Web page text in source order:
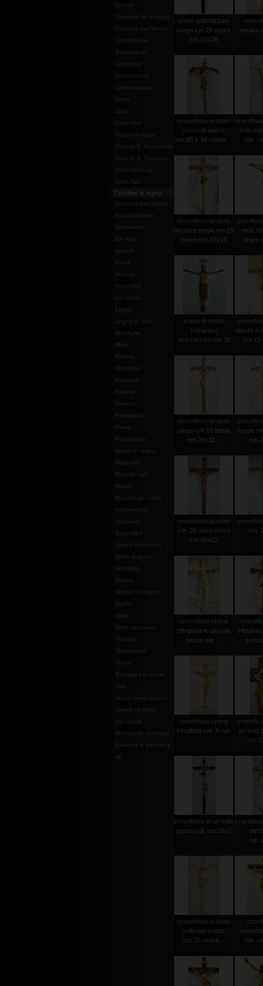
Cingoli
Completi da Viaggio
Completi per Messa
Completi per
Sacramenti
Copertine
Copriamboni
Corone statue
Cotte
Croci
Croci Astili
Croci con base
Croci di S. Benedetto
Croci di S. Damiano
Croci Pettorali
Croci Tau
Crocifissi in legno
Completi per messa
in punto Assisi
Dalmatiche
Ex Voto
gemelli
Leggii
Legno di olivo
Medaglie
Mitrie
Natività
Ostensori
Pastorali
Patene
Pianete
Portaviatici
Piviali
Portachiavi
quadri in legno
Reliquiari
Ricambi vari
Rosari
Rosario per abito
francescano
Scapolari
Segnalibri
Servizi Battesimo
Spille argento
Stampati
Statue
Statue in Legno
Stoffe
Stole
Stole diaconali
Tabernacoli
valige celebrazione
Mattonella ceramica
Essenze e profumi e
cristo antichizzato
corpo cm.25 croce
cm.53x28
rosario
crocefisso scolpito
croce in acero
cm.85 x 46 corpo ...
tinte
nat.
crocefisso scolpito
bicolore corpo cm.15
croce cm.37x19
scuro
corpo di cristo
romanico
antichizzato cm.30
dipinto a
cm.15
crocefisso scolpito
corpo cm.10 totale
cm.23x11...
corpo
crocefisso scolpito
cm. 20 noce croce
cm.45x22
cm.
crocefisso croce
trifogliata in un solo
pezzo nat. ...
crocefisso croce
trifogliata cm. 9 nat.
un solo
crocefisso in un solo
pezzo col. cm.16x7
crocefisso scolpito
colorato corpo
cm.25 croce...
nat.